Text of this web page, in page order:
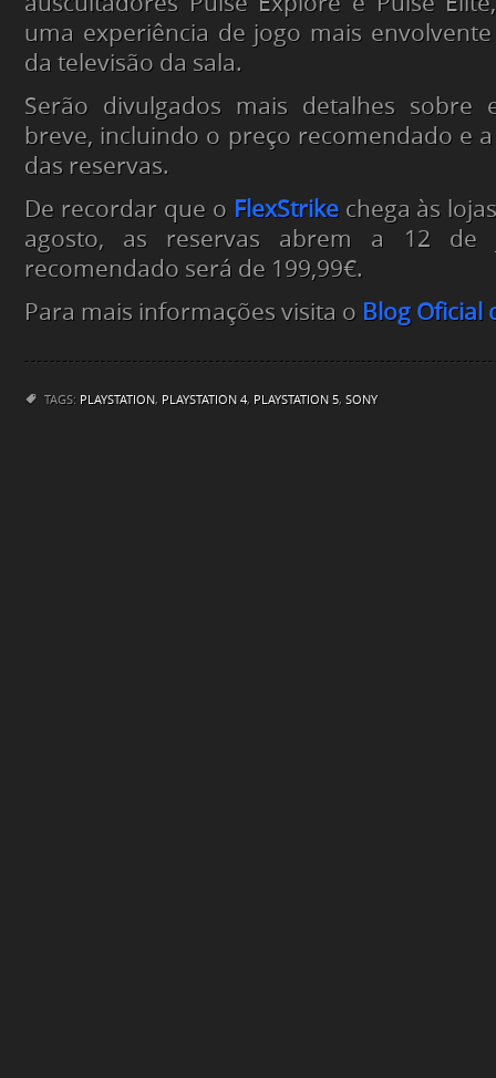
uma experiência de jogo mais
da televisão da sala.
Serão divulgados mais detalhes sobre
breve, incluindo o preço recomendado e
das reservas.
De recordar que o FlexStrikechega às
agosto, as reservas abrem a 12
recomendado será de 199,99€.
Para mais informações visita o Blog Oficial
TAGS: PLAYSTATION, PLAYSTATION 4, PLAYSTATION 5, SONY